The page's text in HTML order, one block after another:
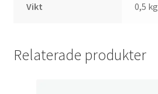
Vikt 0,5 kg
Relaterade produkter